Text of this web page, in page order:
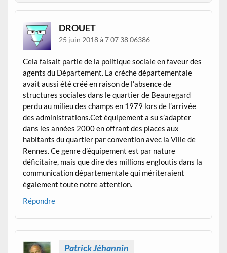
DROUET
25 juin 2018 à 7 07 38 06386
Cela faisait partie de la politique sociale en faveur des
agents du Département. La crèche départementale
avait aussi été créé en raison de l’absence de
structures sociales dans le quartier de Beauregard
perdu au milieu des champs en 1979 lors de l’arrivée
des administrations.Cet équipement a su s’adapter
dans les années 2000 en offrant des places aux
habitants du quartier par convention avec la Ville de
Rennes. Ce genre d’équipement est par nature
déficitaire, mais que dire des millions engloutis dans la
communication départementale qui mériteraient
également toute notre attention.
Répondre
Patrick Jéhannin